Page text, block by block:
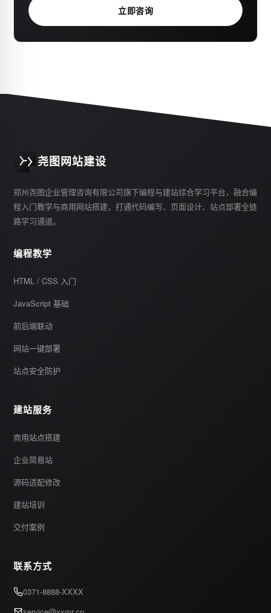
立即咨询
尧图网站建设
郑州尧图企业管理咨询有限公司旗下编程与建站综合学习平台，融合编
程入门教学与商用网站搭建，打通代码编写、页面设计、站点部署全链
路学习通道。
编程教学
HTML / CSS 入门
JavaScript 基础
前后端联动
网站一键部署
站点安全防护
建站服务
商用站点搭建
企业简易站
源码适配修改
建站培训
交付案例
联系方式
0371-8888-XXXX